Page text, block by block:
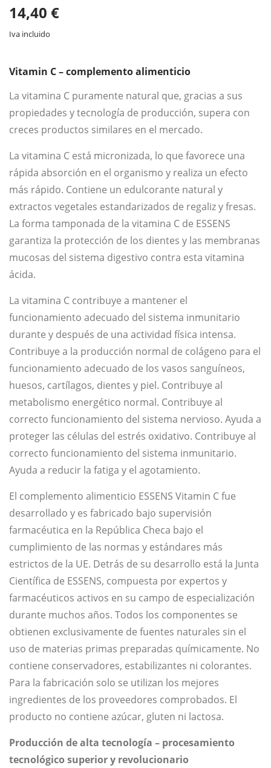
o
ali
ntic
io
me
14,40 €
Iva incluido
Vitamin C – complemento alimenticio
La vitamina C puramente natural que, gracias a sus
propiedades y tecnología de producción, supera con
creces productos similares en el mercado.
La vitamina C está micronizada, lo que favorece una
rápida absorción en el organismo y realiza un efecto
más rápido. Contiene un edulcorante natural y
extractos vegetales estandarizados de regaliz y fresas.
La forma tamponada de la vitamina C de ESSENS
garantiza la protección de los dientes y las membranas
mucosas del sistema digestivo contra esta vitamina
ácida.
La vitamina C contribuye a mantener el
funcionamiento adecuado del sistema inmunitario
durante y después de una actividad física intensa.
Contribuye a la producción normal de colágeno para el
funcionamiento adecuado de los vasos sanguíneos,
huesos, cartílagos, dientes y piel. Contribuye al
metabolismo energético normal. Contribuye al
correcto funcionamiento del sistema nervioso. Ayuda a
proteger las células del estrés oxidativo. Contribuye al
correcto funcionamiento del sistema inmunitario.
Ayuda a reducir la fatiga y el agotamiento.
El complemento alimenticio ESSENS Vitamin C fue
desarrollado y es fabricado bajo supervisión
farmacéutica en la República Checa bajo el
cumplimiento de las normas y estándares más
estrictos de la UE. Detrás de su desarrollo está la Junta
Científica de ESSENS, compuesta por expertos y
farmacéuticos activos en su campo de especialización
durante muchos años. Todos los componentes se
obtienen exclusivamente de fuentes naturales sin el
uso de materias primas preparadas químicamente. No
contiene conservadores, estabilizantes ni colorantes.
Para la fabricación solo se utilizan los mejores
ingredientes de los proveedores comprobados. El
producto no contiene azúcar, gluten ni lactosa.
Producción de alta tecnología – procesamiento
tecnológico superior y revolucionario